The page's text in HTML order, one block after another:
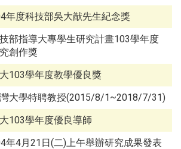
年度科技部吳大猷先生紀念獎
部指導大專學生研究計畫103學年度
創作獎
103學年度教學優良獎
大學特聘教授(2015/8/1~2018/7/31)
103學年度優良導師
年4月21日(二)上午舉辦研究成果發表